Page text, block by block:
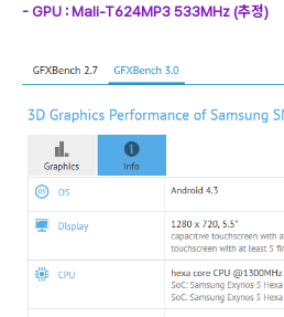
- GPU : Mali-T624MP3 533MHz (추정)